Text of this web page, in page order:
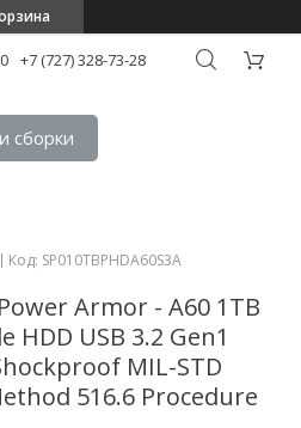
+7 (727) 328-73-28
сборки
Код: SP010TBPHDA60S3A
Armor - A60 1TB
HDD USB 3.2 Gen1
MIL-STD
516.6 Procedure